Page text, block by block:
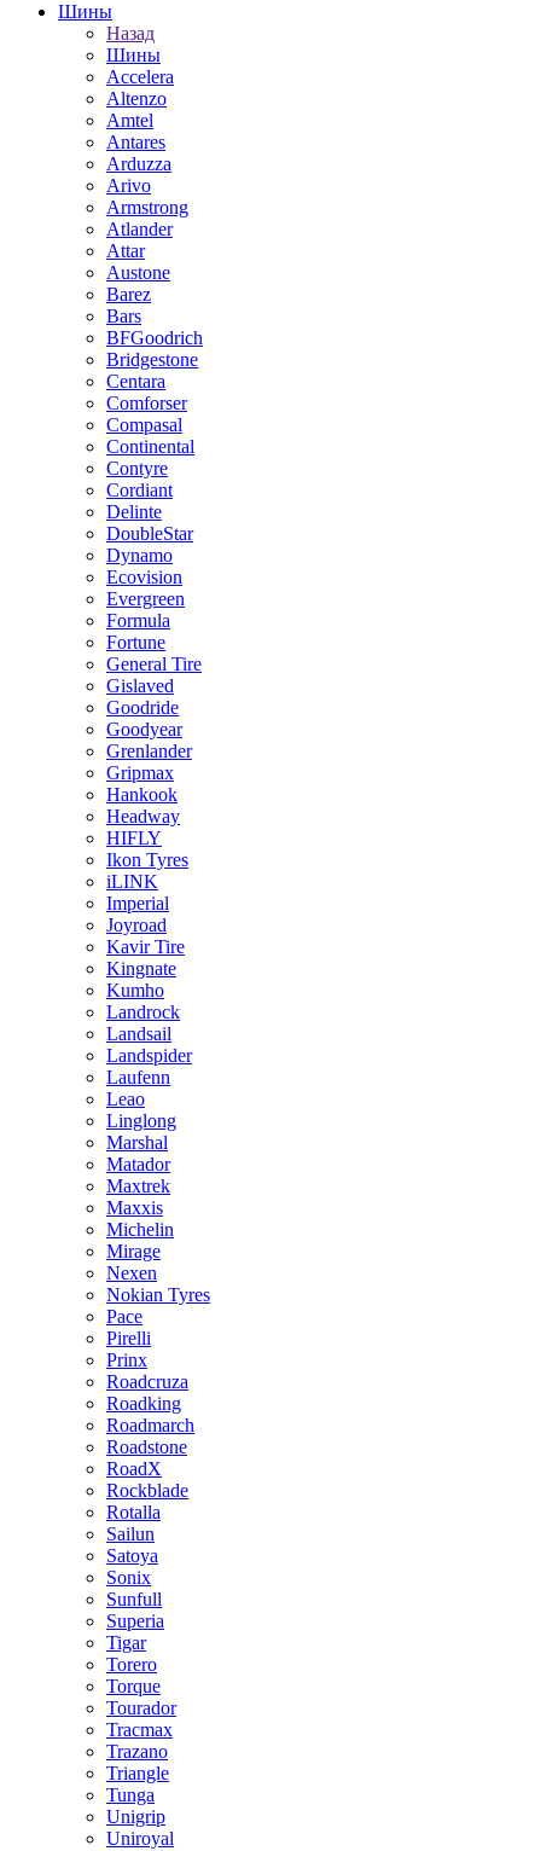
Шины
Назад
Шины
Accelera
Altenzo
Amtel
Antares
Arduzza
Arivo
Armstrong
Atlander
Attar
Austone
Barez
Bars
BFGoodrich
Bridgestone
Centara
Comforser
Compasal
Continental
Contyre
Cordiant
Delinte
DoubleStar
Dynamo
Ecovision
Evergreen
Formula
Fortune
General Tire
Gislaved
Goodride
Goodyear
Grenlander
Gripmax
Hankook
Headway
HIFLY
Ikon Tyres
iLINK
Imperial
Joyroad
Kavir Tire
Kingnate
Kumho
Landrock
Landsail
Landspider
Laufenn
Leao
Linglong
Marshal
Matador
Maxtrek
Maxxis
Michelin
Mirage
Nexen
Nokian Tyres
Pace
Pirelli
Prinx
Roadcruza
Roadking
Roadmarch
Roadstone
RoadX
Rockblade
Rotalla
Sailun
Satoya
Sonix
Sunfull
Superia
Tigar
Torero
Torque
Tourador
Tracmax
Trazano
Triangle
Tunga
Unigrip
Uniroyal